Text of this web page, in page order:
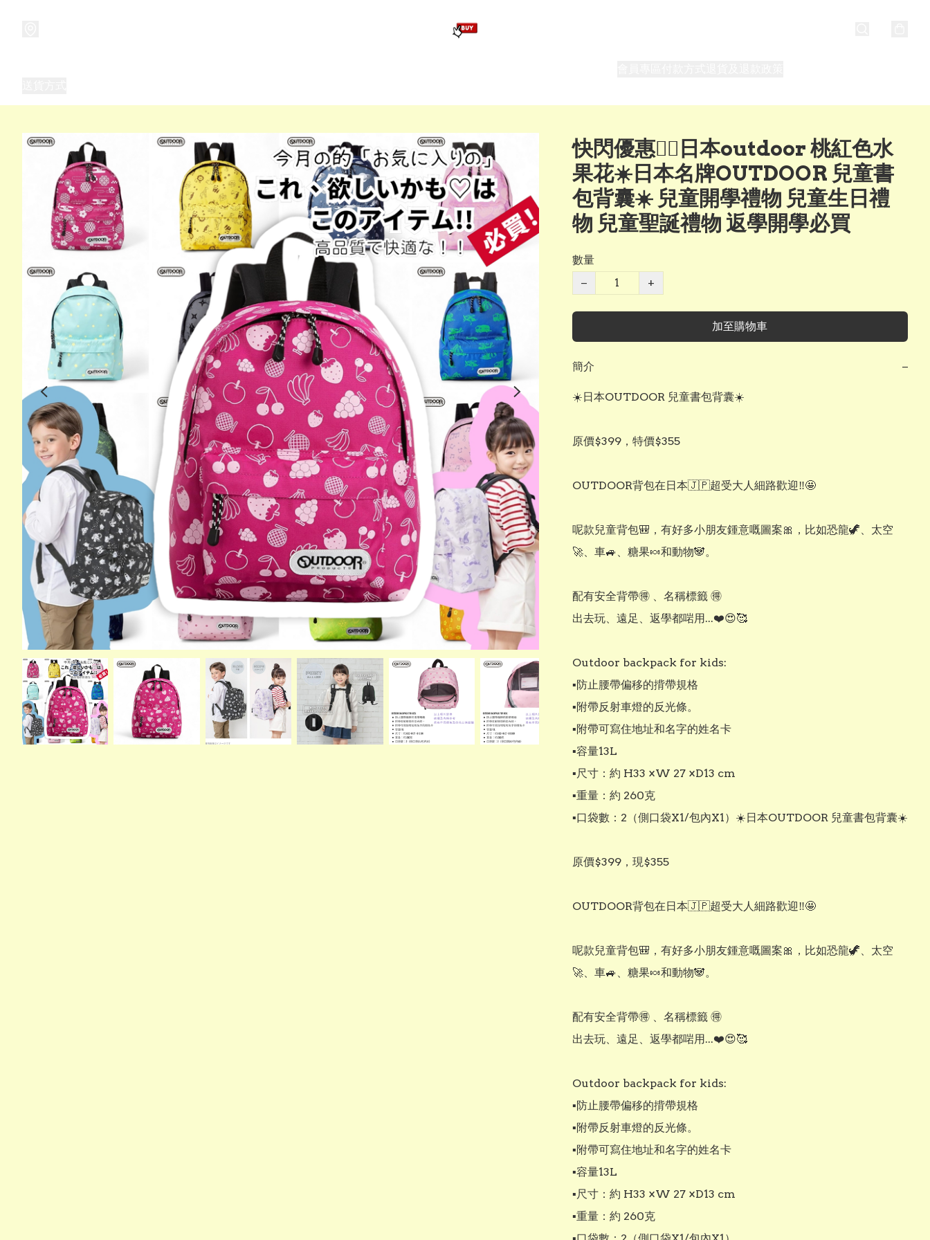
快閃優惠❤️‍🔥日本outdoor 桃紅色水
果花☀️日本名牌OUTDOOR 兒童書
包背囊☀️ 兒童開學禮物 兒童生日禮
物 兒童聖誕禮物 返學開學必買
數量
−
+
加至購物車
簡介 −
☀️日本OUTDOOR 兒童書包背囊☀️
原價$399，特價$355
OUTDOOR背包在日本🇯🇵超受大人細路歡迎‼️🤩
呢款兒童背包🎒，有好多小朋友鍾意嘅圖案🎀，比如恐龍🦖、太空
🚀、車🚙、糖果🍬和動物🐼。
配有安全背帶🉐 、名稱標籤 🉐
出去玩、遠足、返學都啱用...❤️😍🥰
Outdoor backpack for kids:
▪︎防止腰帶偏移的揹帶規格
▪︎附帶反射車燈的反光條。
▪︎附帶可寫住地址和名字的姓名卡
▪︎容量13L
▪︎尺寸：約 H33 ×W 27 ×D13 cm
▪︎重量：約 260克
▪︎口袋數：2（側口袋X1/包內X1）☀️日本OUTDOOR 兒童書包背囊☀️
原價$399，現$355
OUTDOOR背包在日本🇯🇵超受大人細路歡迎‼️🤩
呢款兒童背包🎒，有好多小朋友鍾意嘅圖案🎀，比如恐龍🦖、太空
🚀、車🚙、糖果🍬和動物🐼。
配有安全背帶🉐 、名稱標籤 🉐
出去玩、遠足、返學都啱用...❤️😍🥰
Outdoor backpack for kids:
▪︎防止腰帶偏移的揹帶規格
▪︎附帶反射車燈的反光條。
▪︎附帶可寫住地址和名字的姓名卡
▪︎容量13L
▪︎尺寸：約 H33 ×W 27 ×D13 cm
▪︎重量：約 260克